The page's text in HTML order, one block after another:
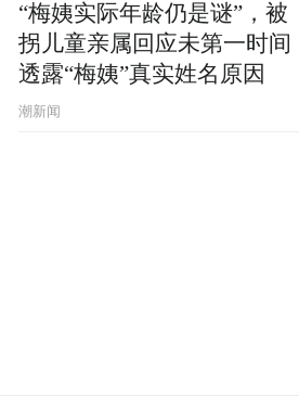
“梅姨实际年龄仍是谜”，被
拐儿童亲属回应未第一时间
透露“梅姨”真实姓名原因
潮新闻